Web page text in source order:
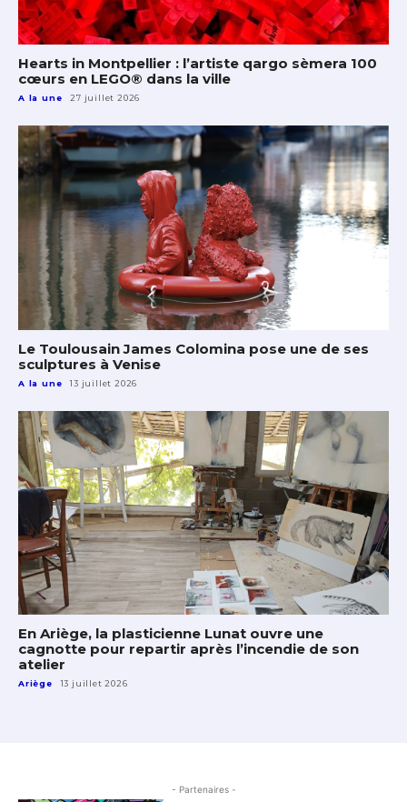
Hearts in Montpellier : l’artiste qargo sèmera 100
cœurs en LEGO® dans la ville
A la une 27 juillet 2026
Le Toulousain James Colomina pose une de ses
sculptures à Venise
A la une 13 juillet 2026
En Ariège, la plasticienne Lunat ouvre une
cagnotte pour repartir après l’incendie de son
atelier
Ariège 13 juillet 2026
- Partenaires -